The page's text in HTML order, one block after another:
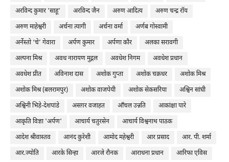
अरविन्द कुमार 'साहू'
अरविन्द जैन अरुण आदित्य
अरुण चन्द्र रॉय
अरुण माहेश्वरी
अर्चना त्यागी अर्चना वर्मा
अर्णब गोस्वामी
अर्नेस्तो ‘चे’ गेवारा
अर्पण कुमार अर्पणा कौर
अलका सरावगी
अल्पना मिश्र
अवध नारायण मुद्गल अवधेश निगम
अवधेश प्रधान
अवधेश प्रीत
अविनाश दास अशोक गुप्ता अशोक चक्रधर
अशोक मिश्र
अशोक मिश्र (बलरामपुर)
अशोक वाजपेयी अशोक सेकसरिया
अश्विन सांघी
अश्विनी भिड़े-देशपांडे
असग़र वजाहत आँचल उन्नति
आकांक्षा पारे
आकृति विज्ञा 'अर्पण'
आचार्य चतुरसेन
आचार्य विश्वनाथ पाठक
आदेश श्रीवास्तव
आनंद कुरेशी आमोद महेश्वरी आर प्रसाद
आर. पी. शर्मा
आर.ज्योति
आरके सिन्हा आरजे रौनक आराधना प्रधान
आरिफा एविस